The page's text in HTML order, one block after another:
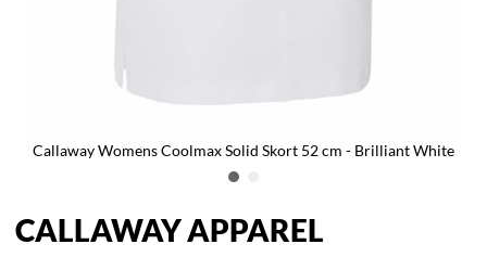
Callaway Womens Coolmax Solid Skort 52 cm - Brilliant White
CALLAWAY APPAREL